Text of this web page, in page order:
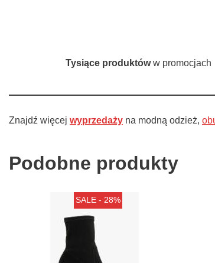
Tysiące produktóww promocjach
Znajdź więcej wyprzedaży na modną odzież,
Podobne produkty
SALE - 28%